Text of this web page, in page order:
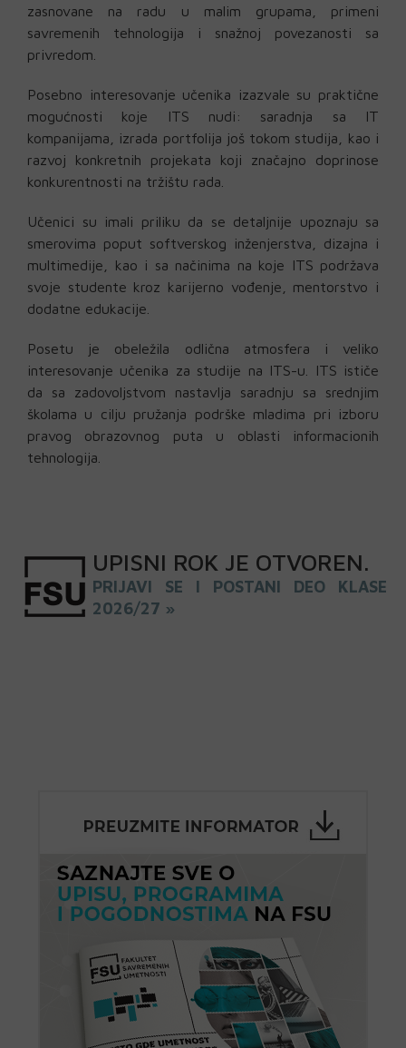
zasnovane na radu u malim grupama, primeni
savremenih tehnologija i snažnoj povezanosti sa
privredom.
Posebno interesovanje učenika izazvale su praktične
mogućnosti koje ITS nudi: saradnja sa IT
kompanijama, izrada portfolija još tokom studija, kao i
razvoj konkretnih projekata koji značajno doprinose
konkurentnosti na tržištu rada.
Učenici su imali priliku da se detaljnije upoznaju sa
smerovima poput softverskog inženjerstva, dizajna i
multimedije, kao i sa načinima na koje ITS podržava
svoje studente kroz karijerno vođenje, mentorstvo i
dodatne edukacije.
Posetu je obeležila odlična atmosfera i veliko
interesovanje učenika za studije na ITS-u. ITS ističe
da sa zadovoljstvom nastavlja saradnju sa srednjim
školama u cilju pružanja podrške mladima pri izboru
pravog obrazovnog puta u oblasti informacionih
tehnologija.
UPISNI ROK JE OTVOREN.
PRIJAVI SE I POSTANI DEO KLASE
2026/27 »